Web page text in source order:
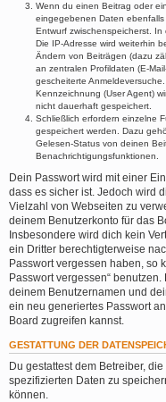
Wenn du einen Beitrag oder
eingegebenen Daten
Entwurf zwischenspeicherst.
Die IP-Adresse wird weiterhin
Ändern von Beiträgen (dazu
an zentralen Profildaten (E-
gescheiterte
Kennzeichnung (User Agent)
nicht dauerhaft gespeichert.
Schließlich erfordern einzelne
gespeichert werden. Dazu
Gelesen-Status von deinen
Benachrichtigungsfunktionen.
Dein Passwort wird mit einer
dass es sicher ist. Jedoch wird
Vielzahl von Webseiten zu
deinem Benutzerkonto für das
Insbesondere wird dich kein
ein Dritter berechtigterweise
Passwort vergessen haben, so
Passwort vergessen“
deinem Benutzernamen und
ein neu generiertes Passwort
Board zugreifen kannst.
GESTATTUNG DER
Du gestattest dem Betreiber,
spezifizierten Daten zu
können.